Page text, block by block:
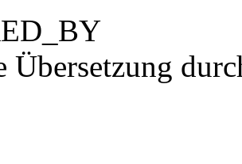
Übersetzung